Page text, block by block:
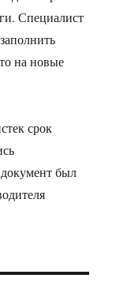
Специалист
на новые
срок
был